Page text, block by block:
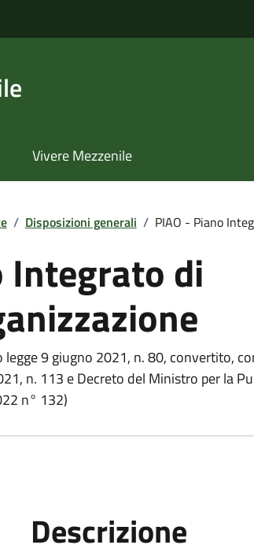
Vivere Mezzenile
/ Disposizioni generali / PIAO - Piano
Integrato di
9 giugno 2021, n. 80, convertito,
n. 113 e Decreto del Ministro per la
n° 132)
Descrizione